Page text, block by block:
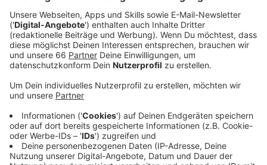
Das wichtigste, wenn das Büro zu Hause ist: In
Kontakt mit den Kollegen bleiben. Deswegen sind
grade Apps wichtig, die das ermöglichen. So bietet
Angebot für die kommenden sechs Monate kostenlos
die App für Windows und Mac oder die App (iOS,
Android) zu Videokonferenzen zusammenschließen.
Auch Google und Microsoft stellen einige Features
auf kostenlos. Wer Googles Softwarepaket G Suite